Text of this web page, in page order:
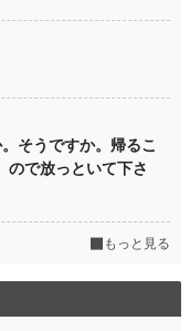
そうですか。帰るこ
ので放っといて下さ
もっと見る